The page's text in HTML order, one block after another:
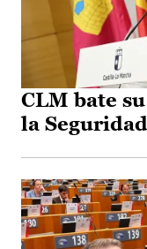
CLM bate
la